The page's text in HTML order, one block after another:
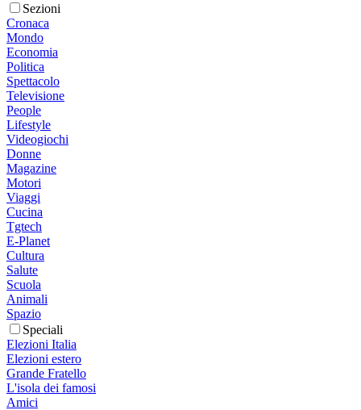
Sezioni
Cronaca
Mondo
Economia
Politica
Spettacolo
Televisione
People
Lifestyle
Videogiochi
Donne
Magazine
Motori
Viaggi
Cucina
Tgtech
E-Planet
Cultura
Salute
Scuola
Animali
Spazio
Speciali
Elezioni Italia
Elezioni estero
Grande Fratello
L'isola dei famosi
Amici